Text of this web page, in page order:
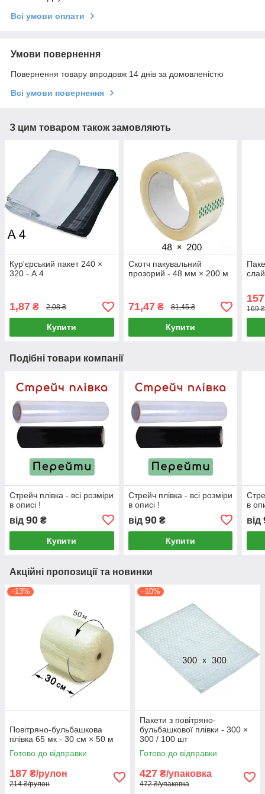
Всі умови оплати
Умови повернення
Повернення товару впродовж 14 днів за домовленістю
Всі умови повернення
З цим товаром також замовляють
Кур'єрський пакет 240 ×
320 - А 4
1,87 ₴ 2,08 ₴
Купити
Скотч пакувальний
прозорий - 48 мм × 200 м
71,47₴ 81,45 ₴
Купити
157
169
Подібні товари компанії
Стрейч плівка - всі розміри
в описі !
від 90 ₴
Купити
Стрейч плівка - всі розміри
в описі !
від 90₴
Купити
в
від
Акційні пропозиції та новинки
–13%
Повітряно-бульбашкова
плівка 65 мк - 30 см × 50 м
Готово до відправки
187 ₴/рулон
214 ₴/рулон
–10%
Пакети з повітряно-
бульбашкової плівки - 300 ×
300 / 100 шт
Готово до відправки
427 ₴/упаковка
472 ₴/упаковка